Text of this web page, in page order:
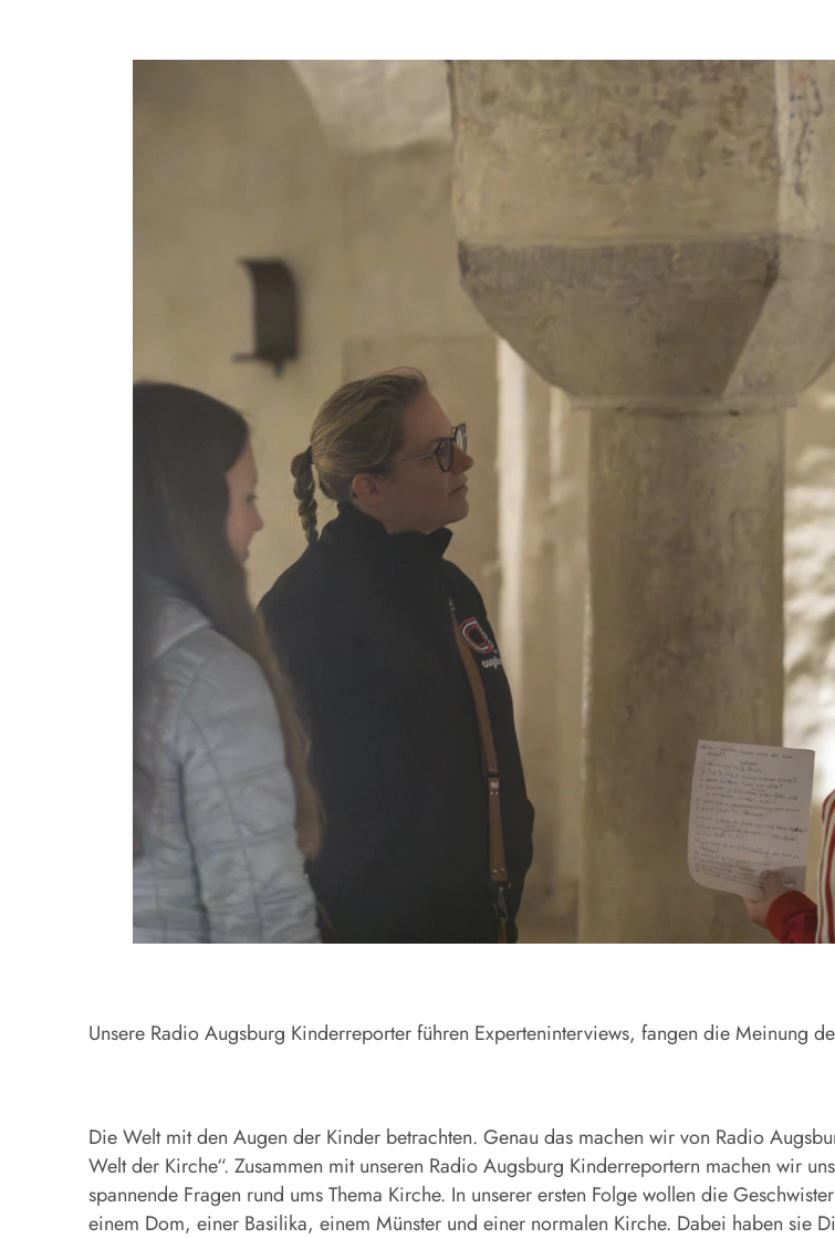
Unsere Radio Augsburg Kinderreporter führen Experteninterviews, fangen die Meinung
Die Welt mit den Augen der Kinder betrachten. Genau das machen wir von Radio
Welt der Kirche“. Zusammen mit unseren Radio Augsburg Kinderreportern machen wir
spannende Fragen rund ums Thema Kirche. In unserer ersten Folge wollen die
einem Dom, einer Basilika, einem Münster und einer normalen Kirche. Dabei haben sie